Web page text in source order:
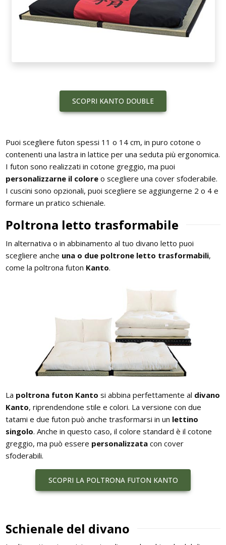
SCOPRI KANTO DOUBLE
Puoi scegliere futon spessi 11 o 14 cm, in puro cotone o
contenenti una lastra in lattice per una seduta più ergonomica.
I futon sono realizzati in cotone greggio, ma puoi
personalizzarne il colore o scegliere una cover sfoderabile.
I cuscini sono opzionali, puoi scegliere se aggiungerne 2 o 4 e
formare un pratico schienale.
Poltrona letto trasformabile
In alternativa o in abbinamento al tuo divano letto puoi
scegliere anche una o due poltrone letto trasformabili,
come la poltrona futon Kanto.
La poltrona futon Kanto si abbina perfettamente al divano
Kanto, riprendendone stile e colori. La versione con due
tatami e due futon può anche trasformarsi in un lettino
singolo. Anche in questo caso, il colore standard è il cotone
greggio, ma può essere personalizzata con cover
sfoderabili.
SCOPRI LA POLTRONA FUTON KANTO
Schienale del divano